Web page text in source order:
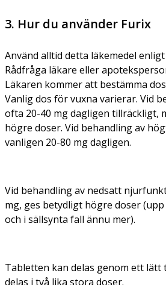
3. Hur du använder Furix
Använd alltid detta läkemedel
Rådfråga läkare eller
Läkaren kommer att bestämma
Vanlig dos för vuxna varierar. Vid
ofta 20-40 mg dagligen tillräckligt,
högre doser. Vid behandling av
vanligen 20-80 mg dagligen.
Vid behandling av nedsatt
mg, ges betydligt högre doser
och i sällsynta fall ännu mer).
Tabletten kan delas genom ett lätt
delas i två lika stora doser.